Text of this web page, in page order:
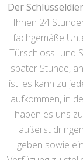
Der
Ihnen 24
fachgemäße
Türschloss- und
später Stunde,
ist: es kann zu
aufkommen, in
haben es uns
äußerst
geben sowie